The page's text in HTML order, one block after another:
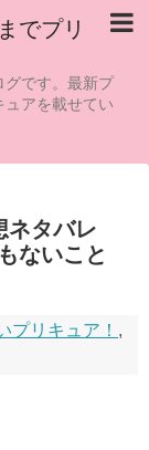
でプリ
グです。最新プ
ュアを載せてい
ネタバレ
ないこと
プリキュア！ ,